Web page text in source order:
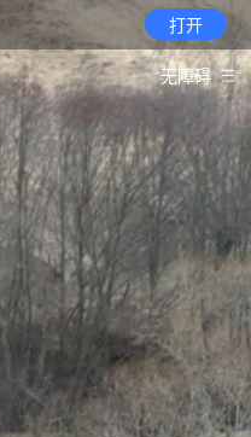
打开
无障碍